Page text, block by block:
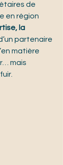
de
en région
la
partenaire
matière
mais